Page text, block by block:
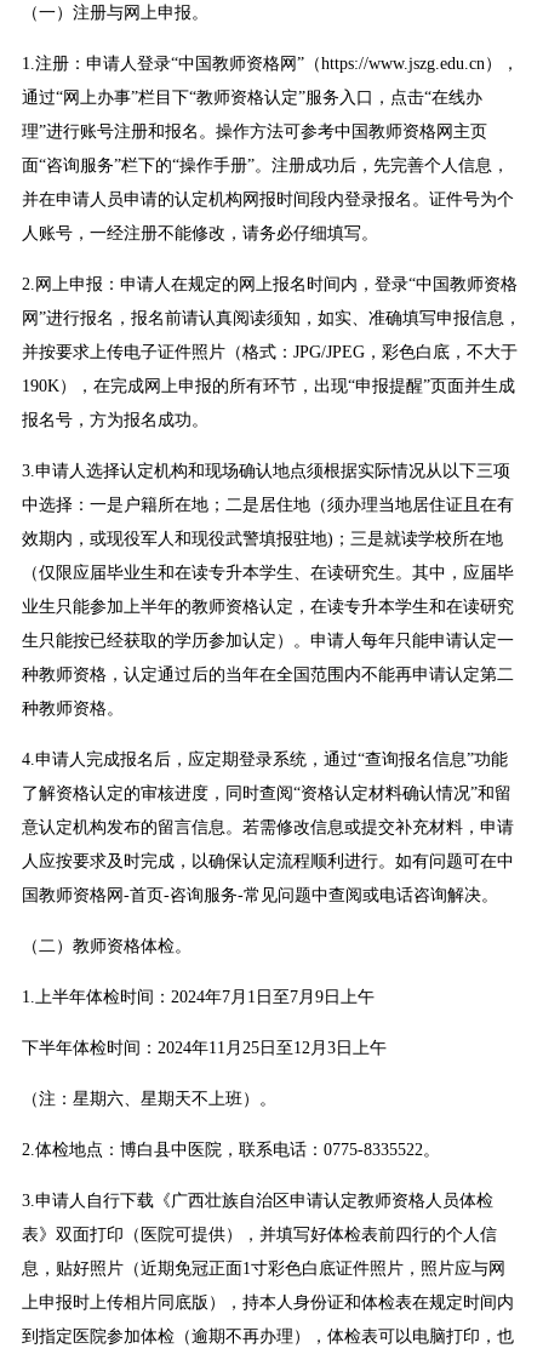
（一）注册与网上申报。
1.注册：申请人登录“中国教师资格网”（https://www.jszg.edu.cn），
通过“网上办事”栏目下“教师资格认定”服务入口，点击“在线办
理”进行账号注册和报名。操作方法可参考中国教师资格网主页
面“咨询服务”栏下的“操作手册”。注册成功后，先完善个人信息，
并在申请人员申请的认定机构网报时间段内登录报名。证件号为个
人账号，一经注册不能修改，请务必仔细填写。
2.网上申报：申请人在规定的网上报名时间内，登录“中国教师资格
网”进行报名，报名前请认真阅读须知，如实、准确填写申报信息，
并按要求上传电子证件照片（格式：JPG/JPEG，彩色白底，不大于
190K），在完成网上申报的所有环节，出现“申报提醒”页面并生成
报名号，方为报名成功。
3.申请人选择认定机构和现场确认地点须根据实际情况从以下三项
中选择：一是户籍所在地；二是居住地（须办理当地居住证且在有
效期内，或现役军人和现役武警填报驻地)；三是就读学校所在地
（仅限应届毕业生和在读专升本学生、在读研究生。其中，应届毕
业生只能参加上半年的教师资格认定，在读专升本学生和在读研究
生只能按已经获取的学历参加认定）。申请人每年只能申请认定一
种教师资格，认定通过后的当年在全国范围内不能再申请认定第二
种教师资格。
4.申请人完成报名后，应定期登录系统，通过“查询报名信息”功能
了解资格认定的审核进度，同时查阅“资格认定材料确认情况”和留
意认定机构发布的留言信息。若需修改信息或提交补充材料，申请
人应按要求及时完成，以确保认定流程顺利进行。如有问题可在中
国教师资格网-首页-咨询服务-常见问题中查阅或电话咨询解决。
（二）教师资格体检。
1.上半年体检时间：2024年7月1日至7月9日上午
下半年体检时间：2024年11月25日至12月3日上午
（注：星期六、星期天不上班）。
2.体检地点：博白县中医院，联系电话：0775-8335522。
3.申请人自行下载《广西壮族自治区申请认定教师资格人员体检
表》双面打印（医院可提供），并填写好体检表前四行的个人信
息，贴好照片（近期免冠正面1寸彩色白底证件照片，照片应与网
上申报时上传相片同底版），持本人身份证和体检表在规定时间内
到指定医院参加体检（逾期不再办理），体检表可以电脑打印，也